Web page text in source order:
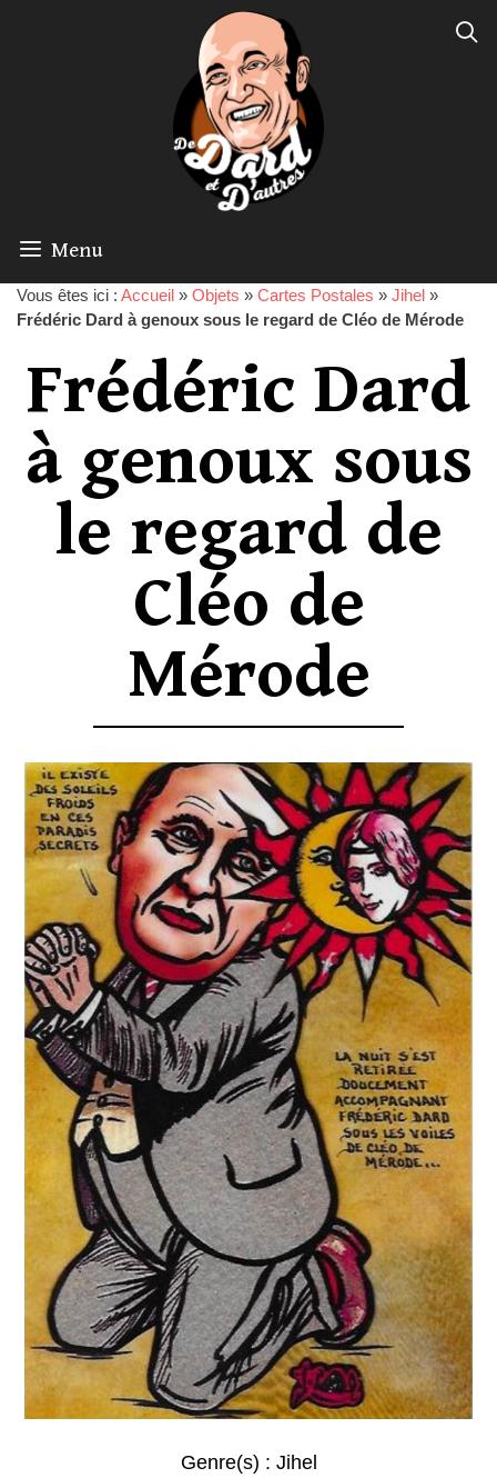
Menu
Vous êtes ici : Accueil » Objets » Cartes Postales » Jihel »
Frédéric Dard à genoux sous le regard de Cléo de Mérode
Frédéric Dard
à genoux sous
le regard de
Cléo de
Mérode
Genre(s) : Jihel